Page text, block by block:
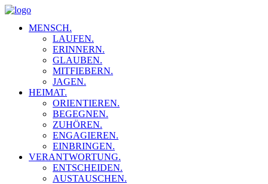
MENSCH.
LAUFEN.
ERINNERN.
GLAUBEN.
MITFIEBERN.
JAGEN.
HEIMAT.
ORIENTIEREN.
BEGEGNEN.
ZUHÖREN.
ENGAGIEREN.
EINBRINGEN.
VERANTWORTUNG.
ENTSCHEIDEN.
AUSTAUSCHEN.